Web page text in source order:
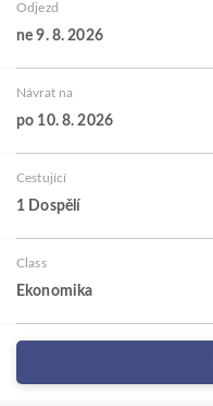
Odjezd
ne 9. 8. 2026
Návrat na
po 10. 8. 2026
Cestující
1 Dospělí
Class
Ekonomika